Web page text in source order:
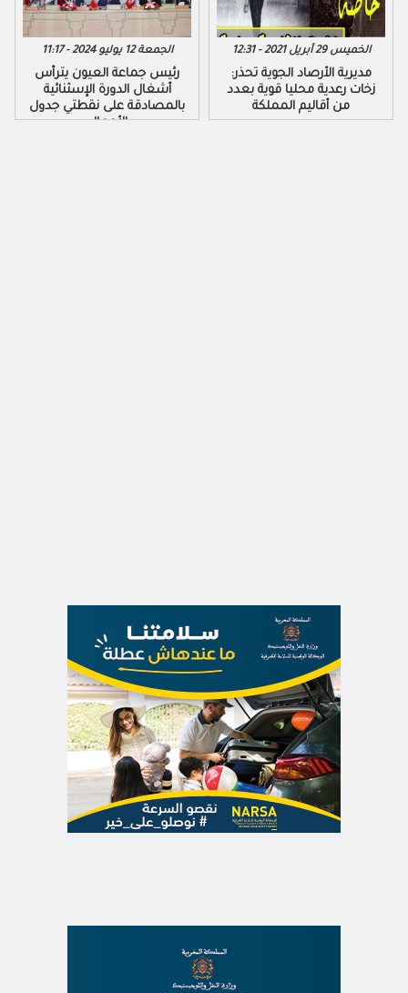
الجمعة 12 يوليو 2024 - 11:17
رئيس جماعة العيون يترأس
أشغال الدورة الإسثنائية
بالمصادقة على نقطتي جدول
الأعمال
الخميس 29 أبريل 2021 - 12:31
مديرية الأرصاد الجوية تحذر:
زخات رعدية محليا قوية بعدد
من أقاليم المملكة